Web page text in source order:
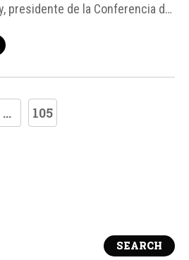
presidente de la Conferencia de
del patriotismo. Estableció una
... 105
SEARCH